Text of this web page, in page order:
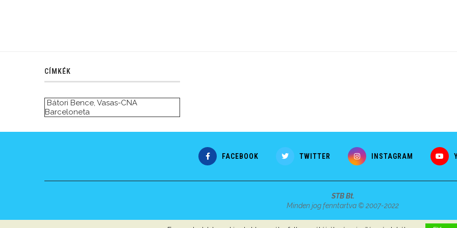
CÍMKÉK
Bátori Bence, Vasas-CNA
Barceloneta
FACEBOOK TWITTER INSTAGRAM
STB Bt.
Minden jog fenntartva © 2007-2022